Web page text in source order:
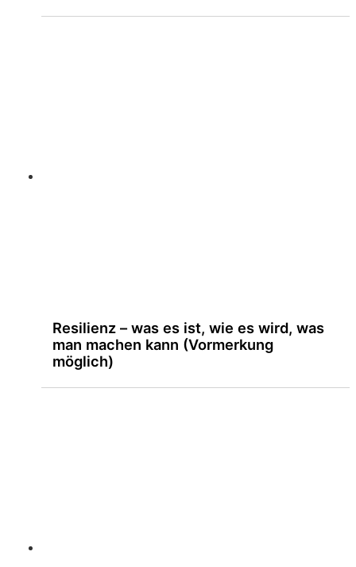
Resilienz – was es ist, wie es wird, was
man machen kann (Vormerkung
möglich)